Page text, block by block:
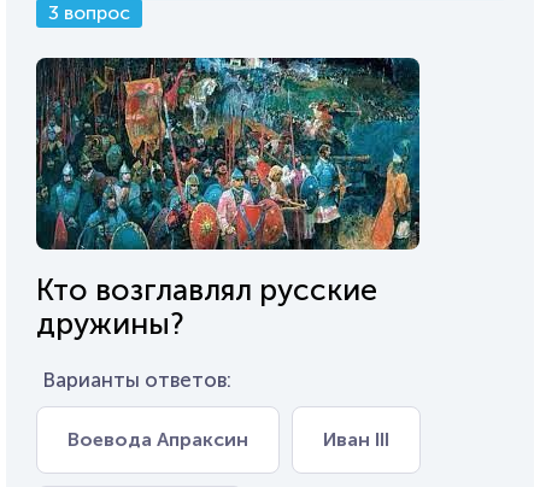
3 вопрос
Кто возглавлял русские
дружины?
Варианты ответов:
Воевода Апраксин Иван III